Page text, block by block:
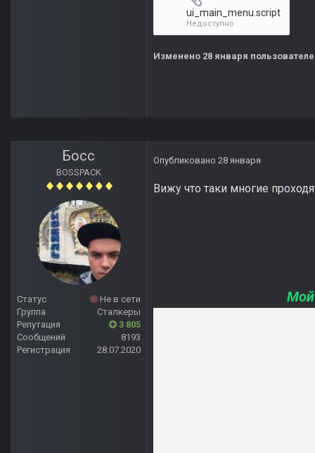
ui_main_menu.script
Недоступно
Изменено 28 января
Босс
BOSSPACK
Статус
Не в сети
Группа
Сталкеры
Репутация
3 805
Сообщений
8193
Регистрация
28.07.2020
Опубликовано 28 января
Вижу что таки многие